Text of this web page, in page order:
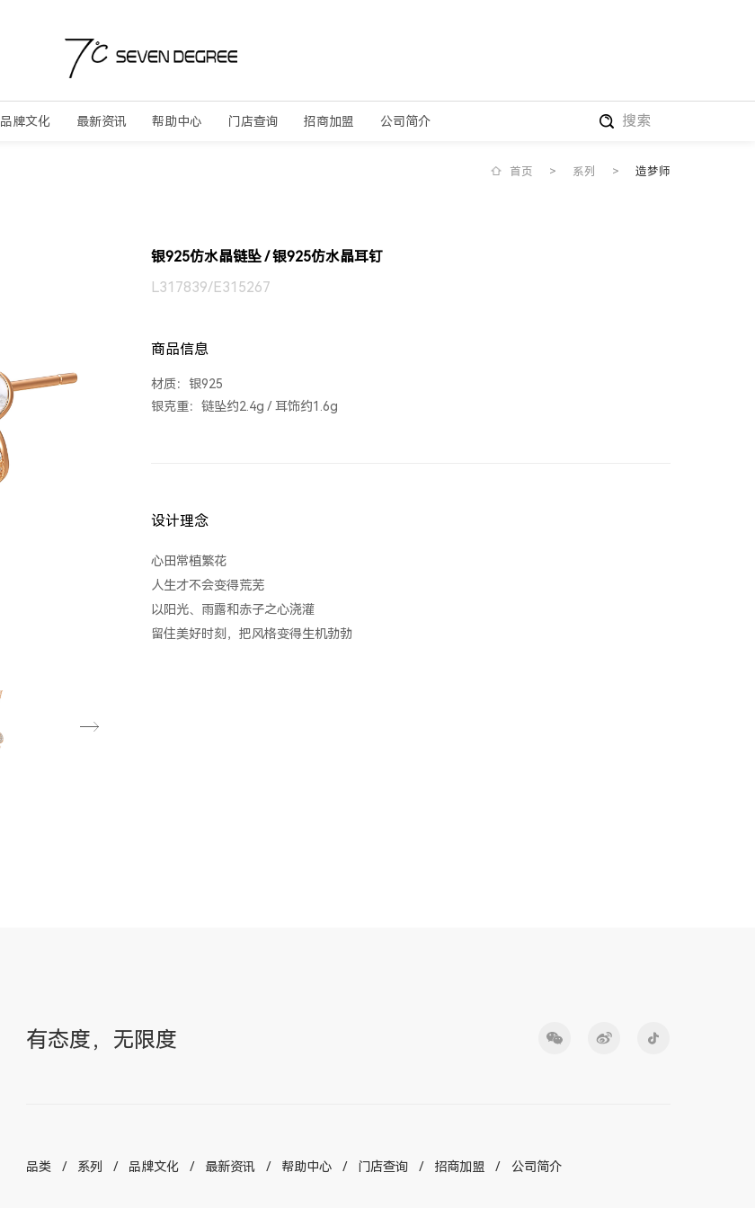
品牌文化 最新资讯 帮助中心 门店查询 招商加盟 公司简介 搜索
首页 > 系列 > 造梦师
银925仿水晶链坠 / 银925仿水晶耳钉
L317839/E315267
商品信息
材质：银925
银克重：链坠约2.4g / 耳饰约1.6g
设计理念
心田常植繁花
人生才不会变得荒芜
以阳光、雨露和赤子之心浇灌
留住美好时刻，把风格变得生机勃勃
有态度，无限度
品类 系列 品牌文化 最新资讯 帮助中心 门店查询 招商加盟 公司简介